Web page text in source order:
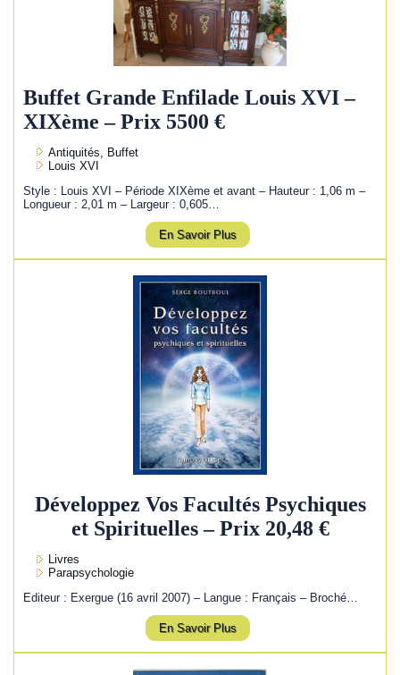
Buffet Grande Enfilade Louis XVI –
XIXème – Prix 5500 €
Antiquités, Buffet
Louis XVI
Style : Louis XVI – Période XIXème et avant – Hauteur : 1,06 m –
Longueur : 2,01 m – Largeur : 0,605…
En Savoir Plus
Développez Vos Facultés Psychiques
et Spirituelles – Prix 20,48 €
Livres
Parapsychologie
Editeur : Exergue (16 avril 2007) – Langue : Français – Broché…
En Savoir Plus